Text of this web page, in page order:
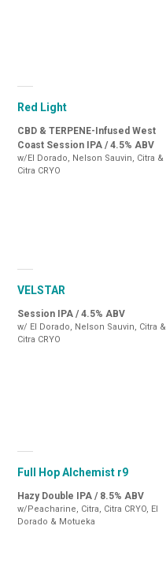
Red Light
CBD & TERPENE-Infused West
Coast Session IPA / 4.5% ABV
w/El Dorado, Nelson Sauvin, Citra &
Citra CRYO
VELSTAR
Session IPA / 4.5% ABV
w/ El Dorado, Nelson Sauvin, Citra &
Citra CRYO
Full Hop Alchemist r9
Hazy Double IPA / 8.5% ABV
w/Peacharine, Citra, Citra CRYO, El
Dorado & Motueka